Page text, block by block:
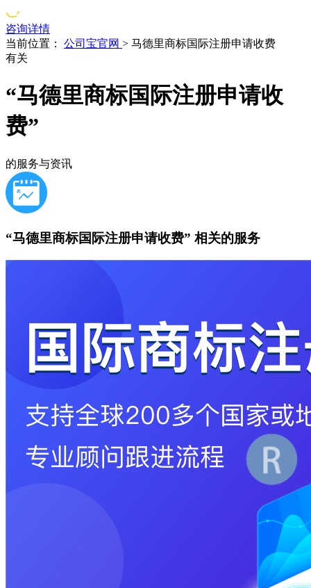
咨询详情
当前位置：
公司宝官网 > 马德里商标国际注册申请收费
有关
“马德里商标国际注册申请收
费”
的服务与资讯
“马德里商标国际注册申请收费” 相关的服务